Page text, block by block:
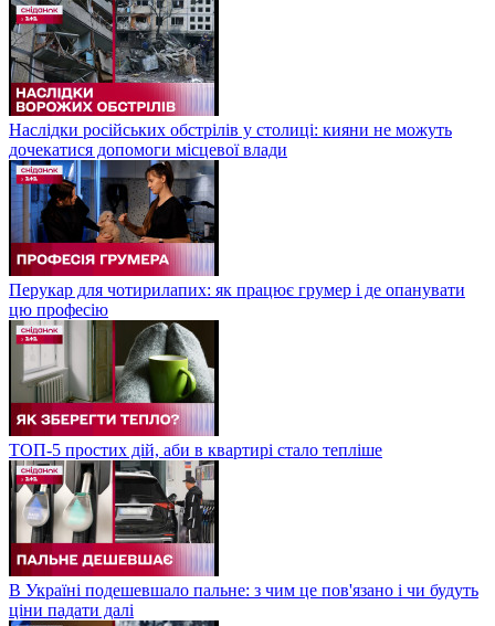
Наслідки російських обстрілів у столиці: кияни не можуть
дочекатися допомоги місцевої влади
Перукар для чотирилапих: як працює грумер і де опанувати
цю професію
ТОП-5 простих дій, аби в квартирі стало тепліше
В Україні подешевшало пальне: з чим це пов'язано і чи будуть
ціни падати далі